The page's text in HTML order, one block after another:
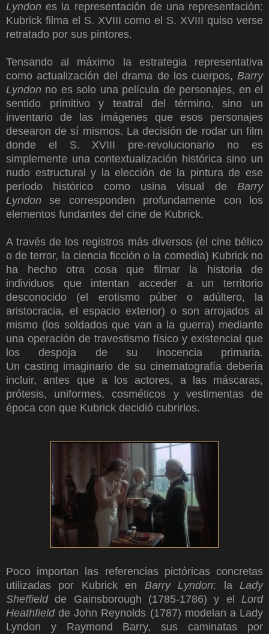
Lyndon es la representación de una representación:
Kubrick filma el S. XVIII como el S. XVIII quiso verse
retratado por sus pintores.
Tensando al máximo la estrategia representativa
como actualización del drama de los cuerpos, Barry
Lyndon no es solo una película de personajes, en el
sentido primitivo y teatral del término, sino un
inventario de las imágenes que esos personajes
desearon de sí mismos. La decisión de rodar un film
donde el S. XVIII pre-revolucionario no es
simplemente una contextualización histórica sino un
nudo estructural y la elección de la pintura de ese
período histórico como usina visual de Barry
Lyndon se corresponden profundamente con los
elementos fundantes del cine de Kubrick.
A través de los registros más diversos (el cine bélico
o de terror, la ciencia ficción o la comedia) Kubrick no
ha hecho otra cosa que filmar la historia de
individuos que intentan acceder a un territorio
desconocido (el erotismo púber o adúltero, la
aristocracia, el espacio exterior) o son arrojados al
mismo (los soldados que van a la guerra) mediante
una operación de travestismo físico y existencial que
los despoja de su inocencia primaria.
Un casting imaginario de su cinematografía debería
incluir, antes que a los actores, a las máscaras,
prótesis, uniformes, cosméticos y vestimentas de
época con que Kubrick decidió cubrirlos.
Poco importan las referencias pictóricas concretas
utilizadas por Kubrick en Barry Lyndon: laLady
Sheffieldde Gainsborough (1785-1786) y elLord
Heathfieldde John Reynolds (1787) modelan a Lady
Lyndon y Raymond Barry, sus caminatas por